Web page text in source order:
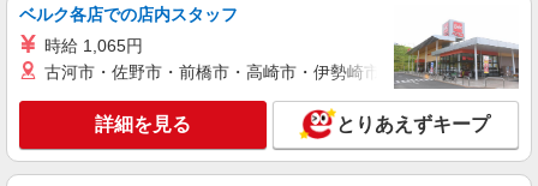
ベルク各店での店内スタッフ
時給 1,065円
古河市・佐野市・前橋市・高崎市・伊勢崎市・太田市・館林市
詳細を見る とりあえずキープ